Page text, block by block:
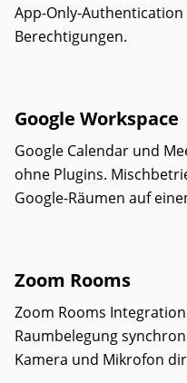
App-Only-
Berechtigungen.
Google Workspace
Google Calendar und
ohne Plugins.
Google-Räumen auf
Zoom Rooms
Zoom Rooms
Raumbelegung
Kamera und Mikrofon